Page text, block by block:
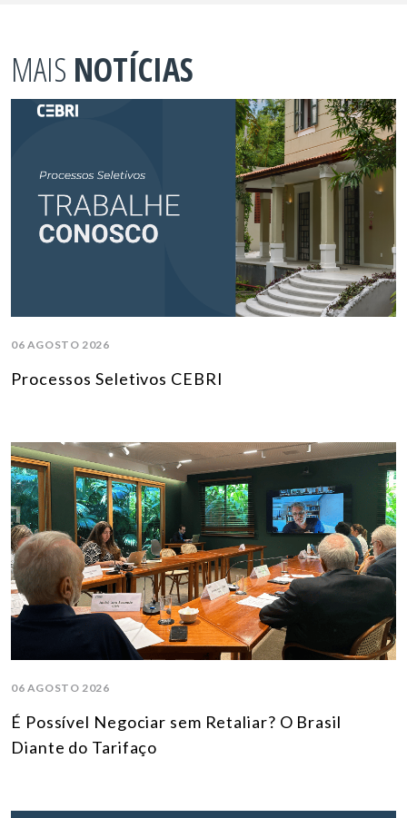
MAIS NOTÍCIAS
06 AGOSTO 2026
Processos Seletivos CEBRI
06 AGOSTO 2026
É Possível Negociar sem Retaliar? O Brasil
Diante do Tarifaço